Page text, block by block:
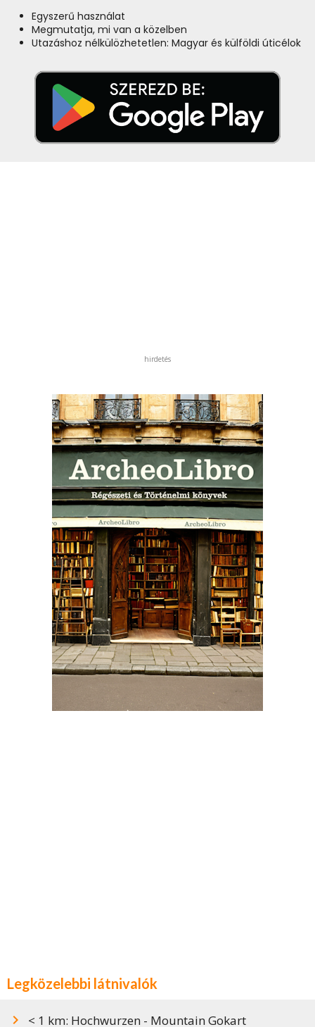
Egyszerű használat
Megmutatja, mi van a közelben
Utazáshoz nélkülözhetetlen: Magyar és külföldi úticélok
hirdetés
Legközelebbi látnivalók
< 1 km: Hochwurzen - Mountain Gokart